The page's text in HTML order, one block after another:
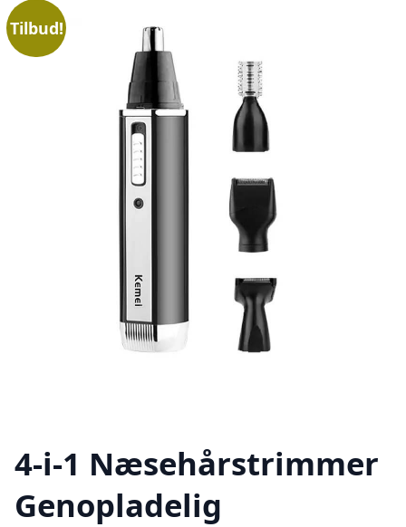
Tilbud!
4-i-1 Næsehårstrimmer
Genopladelig